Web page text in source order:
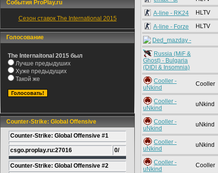
События ProPlay.ru
Сезон ставок The International 2015
Голосование
The Internaitonal 2015 был
Лучше предыдуших
Хуже предыдущих
Такой же
Counter-Strike: Global Offensive
Counter-Strike: Global Offensive #1
csgo.proplay.ru:27016 0/
Counter-Strike: Global Offensive #2
A-line - RK24 HLTV
A-line - Forze HLTV
Ded_mazday -
Russia (MiF &
Ghost) - Bulgaria
(DIDI & Insomnia)
Cooller -
uNkind
Cooller
Cooller -
uNkind
uNkind
Cooller -
uNkind
uNkind
Cooller -
uNkind
uNkind
Cooller -
uNkind
Cooller